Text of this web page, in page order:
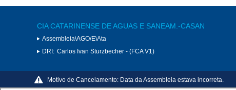
CIA CATARINENSE DE AGUAS E SANEAM.-CASAN
Assembleia\AGO/E\Ata
DRI: Carlos Ivan Sturzbecher - (FCA V1)
Motivo de Cancelamento: Data da Assembleia estava incorreta.